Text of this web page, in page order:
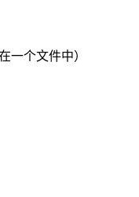
一个文件中）